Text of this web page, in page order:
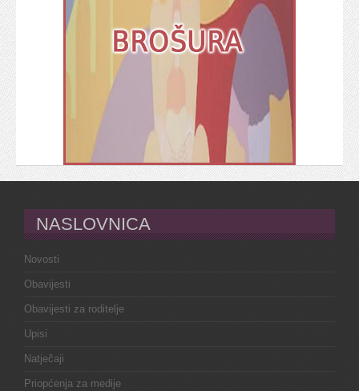
NASLOVNICA
Novosti
Obavijesti
Obavijesti za roditelje
Upisi
Natječaji
Priopćenja za medije